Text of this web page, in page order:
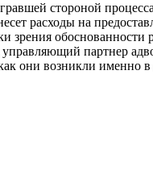
стороной
расходы на
зрения обоснованности
партнер
они возникли именно в